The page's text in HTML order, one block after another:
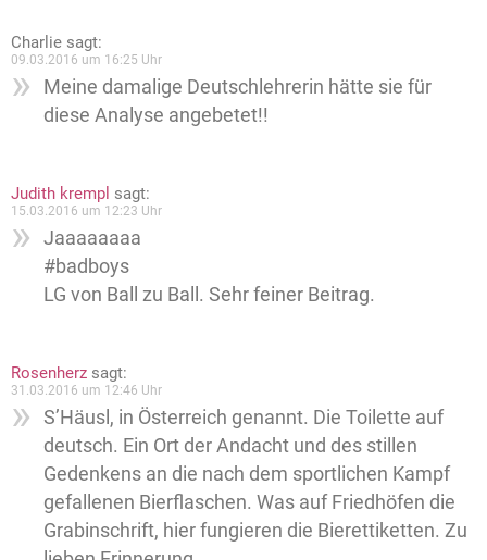
Charlie sagt:
09.03.2016 um 16:25 Uhr
Meine damalige Deutschlehrerin hätte sie für
diese Analyse angebetet!!
Judith krempl sagt:
15.03.2016 um 12:23 Uhr
Jaaaaaaaa
#badboys
LG von Ball zu Ball. Sehr feiner Beitrag.
Rosenherz sagt:
31.03.2016 um 12:46 Uhr
S’Häusl, in Österreich genannt. Die Toilette auf
deutsch. Ein Ort der Andacht und des stillen
Gedenkens an die nach dem sportlichen Kampf
gefallenen Bierflaschen. Was auf Friedhöfen die
Grabinschrift, hier fungieren die Bierettiketten. Zu